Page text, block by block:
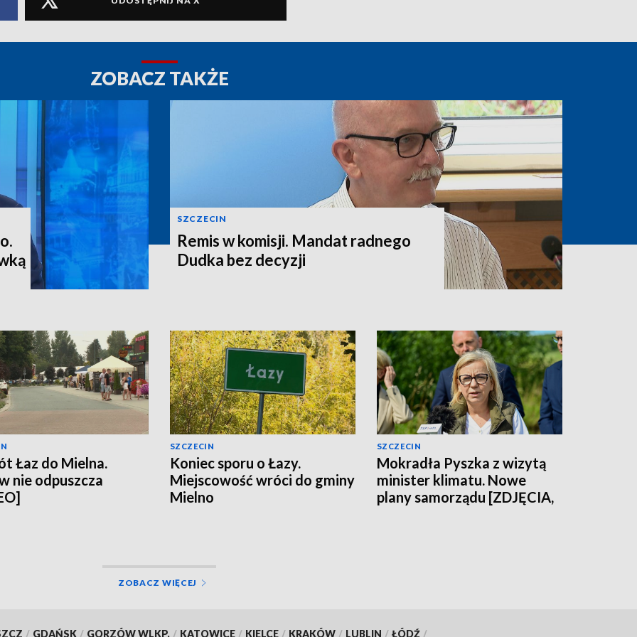
ZOBACZ TAKŻE
SZCZECIN
Remis w komisji. Mandat radnego
Dudka bez decyzji
Łaz do Mielna.
nie odpuszcza
SZCZECIN
Koniec sporu o Łazy.
Miejscowość wróci do gminy
Mielno
SZCZECIN
Mokradła Pyszka z wizytą
minister klimatu. Nowe
plany samorządu [ZDJĘCIA,
ZOBACZ WIĘCEJ
/ GDAŃSK / GORZÓW WLKP. / KATOWICE / KIELCE / KRAKÓW / LUBLIN / ŁÓDŹ /